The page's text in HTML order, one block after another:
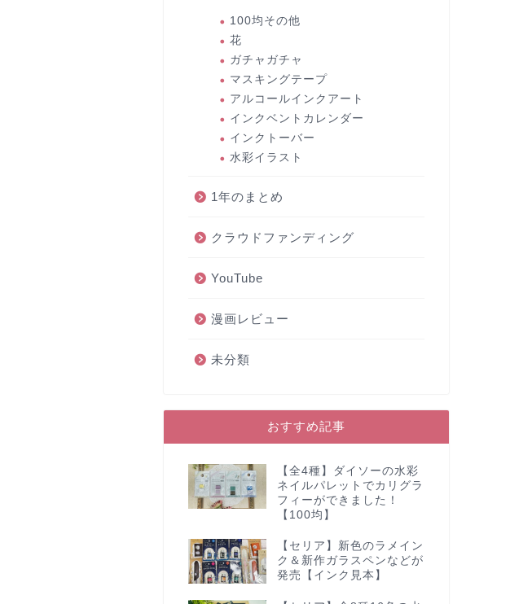
100均その他
花
ガチャガチャ
マスキングテープ
アルコールインクアート
インクベントカレンダー
インクトーバー
水彩イラスト
1年のまとめ
クラウドファンディング
YouTube
漫画レビュー
未分類
おすすめ記事
【全4種】ダイソーの水彩
ネイルパレットでカリグラ
フィーができました！
【100均】
【セリア】新色のラメイン
ク＆新作ガラスペンなどが
発売【インク見本】